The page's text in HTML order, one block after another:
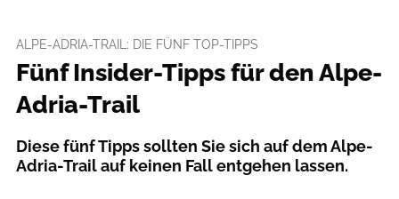
ALPE-ADRIA-TRAIL: DIE FÜNF TOP-TIPPS
Fünf Insider-Tipps für den Alpe-
Adria-Trail
Diese fünf Tipps sollten Sie sich auf dem Alpe-
Adria-Trail auf keinen Fall entgehen lassen.